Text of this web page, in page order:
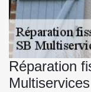
Réparation
Multiservices